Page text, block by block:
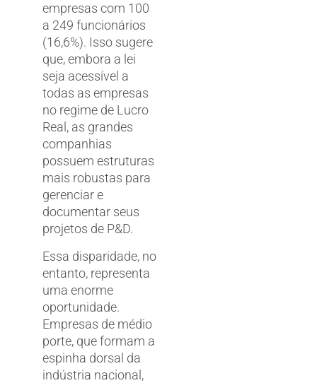
empresas com 100
a 249 funcionários
(16,6%). Isso sugere
que, embora a lei
seja acessível a
todas as empresas
no regime de Lucro
Real, as grandes
companhias
possuem estruturas
mais robustas para
gerenciar e
documentar seus
projetos de P&D.
Essa disparidade, no
entanto, representa
uma enorme
oportunidade.
Empresas de médio
porte, que formam a
espinha dorsal da
indústria nacional,